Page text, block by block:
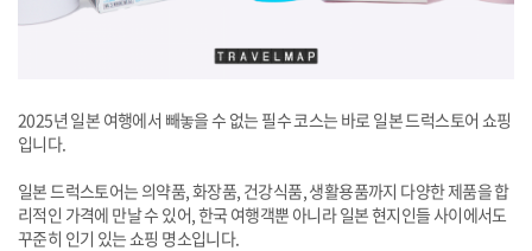
2025년 일본 여행에서 빼놓을 수 없는 필수 코스는 바로 일본 드럭스토어 쇼핑
입니다.
일본 드럭스토어는 의약품, 화장품, 건강식품, 생활용품까지 다양한 제품을 합
리적인 가격에 만날 수 있어, 한국 여행객뿐 아니라 일본 현지인들 사이에서도
꾸준히 인기 있는 쇼핑 명소입니다.